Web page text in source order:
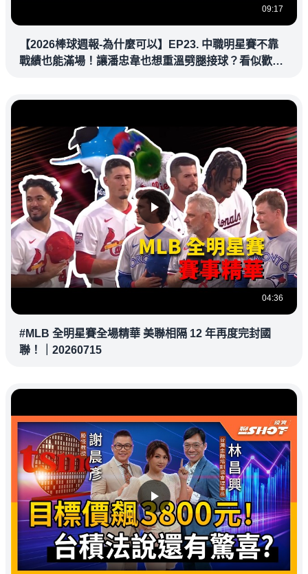
09:17
【2026棒球週報-為什麼可以】EP23. 中職明星賽不靠
戰績也能滿場！讓潘忠韋也想重溫劈腿接球？看似歡樂
04:36
#MLB 全明星賽全場精華 美聯相隔 12 年再度完封國
聯！｜20260715